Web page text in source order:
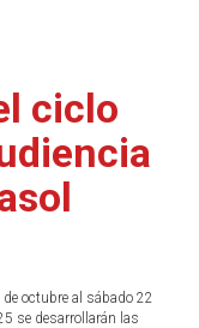
ciclo
octubre al sábado 22
se desarrollarán las